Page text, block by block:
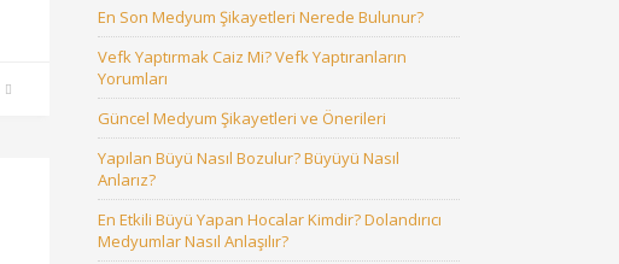
En Son Medyum Şikayetleri Nerede Bulunur?
Vefk Yaptırmak Caiz Mi? Vefk Yaptıranların
Yorumları
Güncel Medyum Şikayetleri ve Önerileri
Yapılan Büyü Nasıl Bozulur? Büyüyü Nasıl
Anlarız?
En Etkili Büyü Yapan Hocalar Kimdir? Dolandırıcı
Medyumlar Nasıl Anlaşılır?